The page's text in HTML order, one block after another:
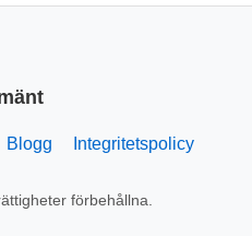
Blogg Integritetspolicy
förbehållna.